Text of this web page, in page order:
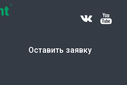
Оставить заявку